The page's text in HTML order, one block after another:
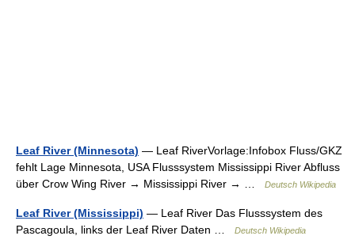
Leaf River (Minnesota) — Leaf RiverVorlage:Infobox Fluss/GKZ
fehlt Lage Minnesota, USA Flusssystem Mississippi River Abfluss
über Crow Wing River → Mississippi River → …
Deutsch Wikipedia
Leaf River (Mississippi) — Leaf River Das Flusssystem des
Pascagoula, links der Leaf River Daten …
Deutsch Wikipedia